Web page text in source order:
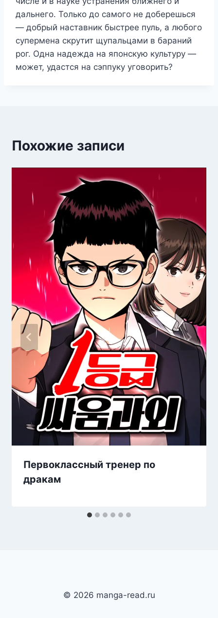
дальнего. Только до самого не доберешься
— добрый наставник быстрее пуль, а любого
супермена скрутит щупальцами в бараний
рог. Одна надежда на японскую культуру —
может, удастся на сэппуку уговорить?
Похожие записи
Первоклассный тренер по
дракам
© 2026 manga-read.ru